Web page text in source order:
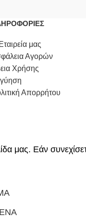
μας
Αγορών
Χρήσης
Απορρήτου
μας. Εάν